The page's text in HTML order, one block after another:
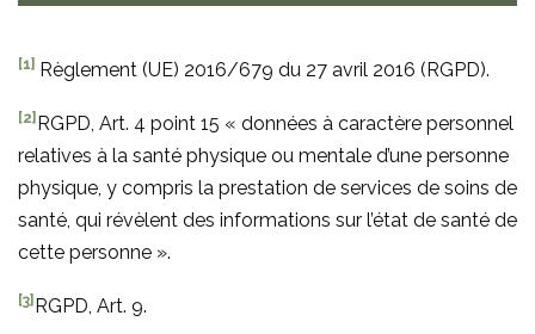
[1] Règlement (UE) 2016/679 du 27 avril 2016 (RGPD).
[2] RGPD, Art. 4 point 15 « données à caractère personnel
relatives à la santé physique ou mentale d’une personne
physique, y compris la prestation de services de soins de
santé, qui révèlent des informations sur l’état de santé de
cette personne ».
[3] RGPD, Art. 9.